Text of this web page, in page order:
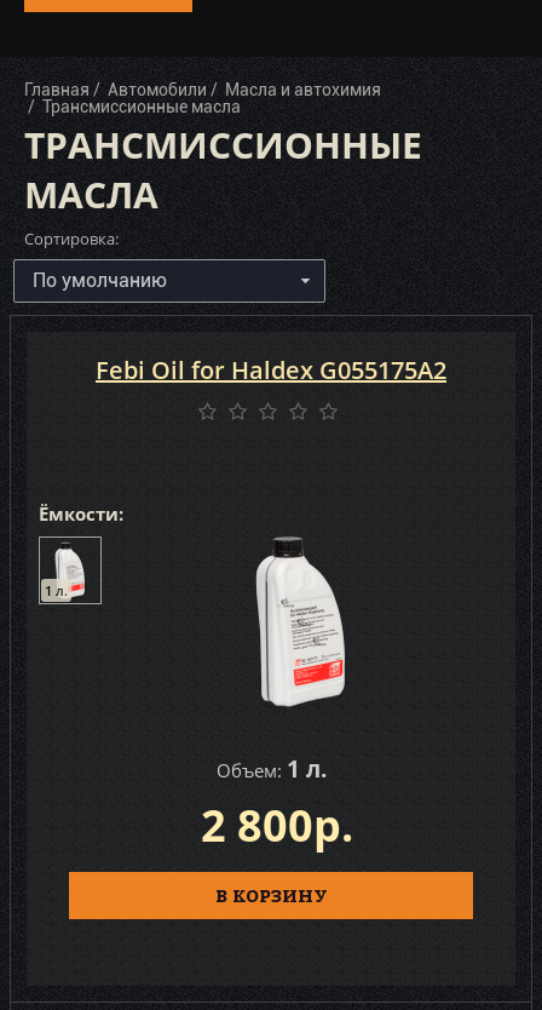
LIVCAR (1)
MAG1 (1)
Mannol (12)
Mazda (3)
Mercedes-Benz (8)
Mitasu (7)
Mitsubishi (13)
Mobil (14)
Mobil (USA) (4)
Petronas (1)
Polymerium (8)
Ravenol (48)
Shell (18)
Главная Автомобили
Масла и автохимия
Трансмиссионные масла
ТРАНСМИССИОННЫЕ
МАСЛА
Сортировка:
Ёмкости:
1 л.
Объем: 1 л.
Febi Oil for Haldex G055175A2
2 800р.
В КОРЗИНУ